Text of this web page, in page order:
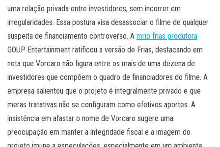
uma relação privada entre investidores, sem incorrer em
irregularidades. Essa postura visa desassociar o filme de qualquer
suspeita de financiamento controverso. A mrio frias produtora
GOUP Entertainment ratificou a versão de Frias, destacando em
nota que Vorcaro não figura entre os mais de uma dezena de
investidores que compõem o quadro de financiadores do filme. A
empresa salientou que o projeto é integralmente privado e que
meras tratativas não se configuram como efetivos aportes. A
insistência em afastar o nome de Vorcaro sugere uma
preocupação em manter a integridade fiscal e a imagem do